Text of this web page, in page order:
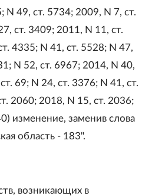
49, ст. 5734; 2009, N 7, ст.
ст. 3409; 2011, N 11, ст.
4335; N 41, ст. 5528; N 47,
N 52, ст. 6967; 2014, N 40,
69; N 24, ст. 3376; N 41, ст.
2060; 2018, N 15, ст. 2036;
изменение, заменив слова
область - 183".
возникающих в